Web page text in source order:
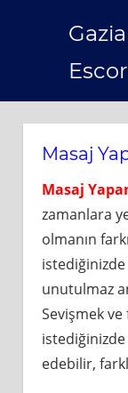
Masaj
Masaj
zamanlara
olmanın
unutulmaz
Sevişmek
istediğinizde
edebilir,